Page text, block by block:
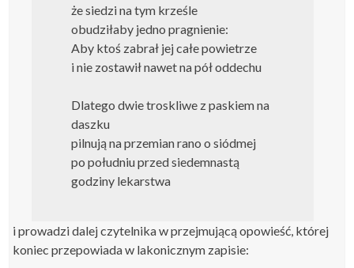
że siedzi na tym krześle
obudziłaby jedno pragnienie:
Aby ktoś zabrał jej całe powietrze
i nie zostawił nawet na pół oddechu
Dlatego dwie troskliwe z paskiem na
daszku
pilnują na przemian rano o siódmej
po południu przed siedemnastą
godziny lekarstwa
i prowadzi dalej czytelnika w przejmującą opowieść, której
koniec przepowiada w lakonicznym zapisie: